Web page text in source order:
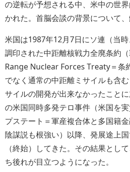
の逆転が予想される中、米中の世
かれた。首脳会談の背景について、
米国は1987年12月7日にソ連（当
調印された中距離核戦力全廃条約
Range Nuclear Forces Treaty＝条
でなく通常の中距離ミサイルも含
サイルの開発が出来なかったこと
の米国同時多発テロ事件（米国を
プステート＝軍産複合体と多国籍
陰謀説も根強い）以降、発展途上
（終始）してきた。その結果とし
ち後れが目立つようになった。